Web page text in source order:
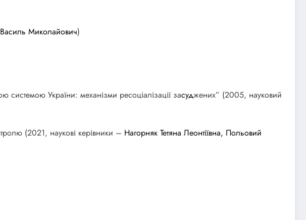
Миколайович)
системою України: механізми ресоціалізації засуджених” (2005, науковий
(2021, наукові керівники – Нагорняк Тетяна Леонтіївна, Польовий